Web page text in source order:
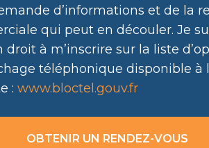
d’informations et de la
qui peut en découler. Je
droit à m’inscrire sur la liste
téléphonique disponible à
: www.bloctel.gouv.fr